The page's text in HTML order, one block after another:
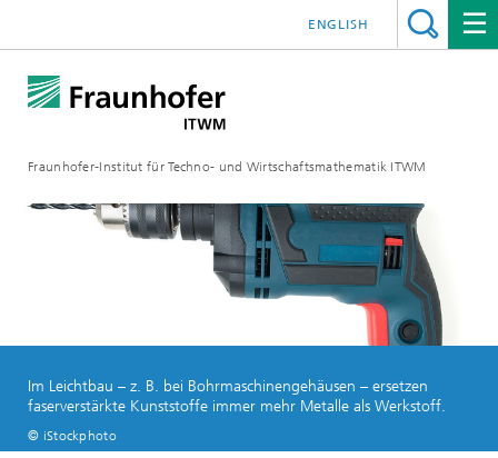
Fraunhofer-Institut für Techno- und Wirtschaftsmathematik ITWM
ENGLISH
Im Leichtbau – z. B. bei Bohrmaschinengehäusen – ersetzen
faserverstärkte Kunststoffe immer mehr Metalle als Werkstoff.
© iStockphoto